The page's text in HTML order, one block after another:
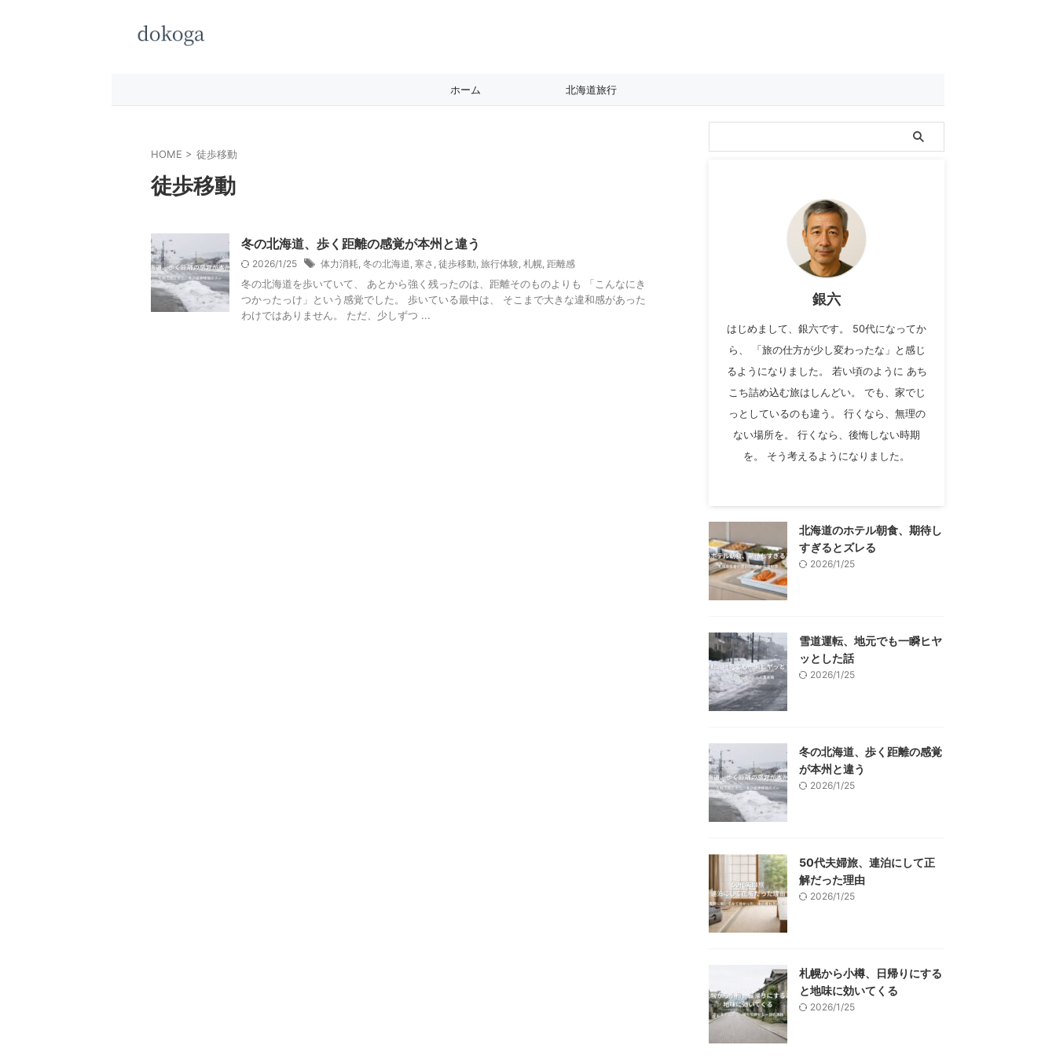
ホーム 北海道旅行
HOME > 徒歩移動
徒歩移動
冬の北海道、歩く距離の感覚が本州と違う
2026/1/25 体力消耗, 冬の北海道, 寒さ , 徒歩移動, 旅行体験, 札幌, 距離感
冬の北海道を歩いていて、 あとから強く残ったのは、距離そのものよりも 「こんなにき
つかったっけ」という感覚でした。 歩いている最中は、 そこまで大きな違和感があった
わけではありません。 ただ、少しずつ ...
銀六
はじめまして、銀六です。 50代になってか
ら、 「旅の仕方が少し変わったな」と感じ
るようになりました。 若い頃のように あち
こち詰め込む旅はしんどい。 でも、家でじ
っとしているのも違う。 行くなら、無理の
ない場所を。 行くなら、後悔しない時期
を。 そう考えるようになりました。
北海道のホテル朝食、期待し
すぎるとズレる
2026/1/25
雪道運転、地元でも一瞬ヒヤ
ッとした話
2026/1/25
冬の北海道、歩く距離の感覚
が本州と違う
2026/1/25
50代夫婦旅、連泊にして正
解だった理由
2026/1/25
札幌から小樽、日帰りにする
と地味に効いてくる
2026/1/25